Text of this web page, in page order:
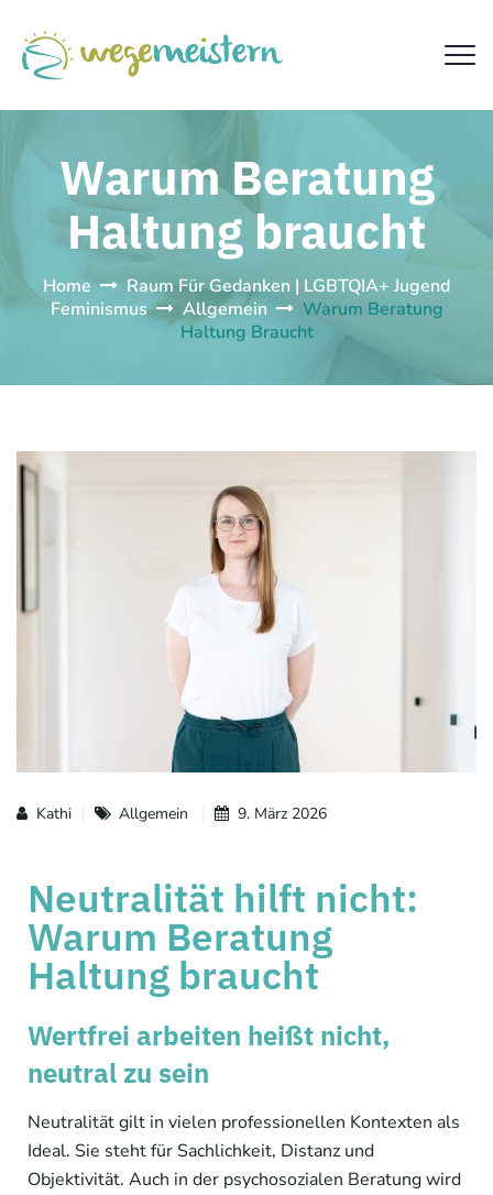
Warum Beratung
Haltung braucht
Home
Raum Für Gedanken | LGBTQIA+ Jugend
Feminismus
Allgemein
Warum Beratung
Haltung Braucht
Kathi Allgemein 9. März 2026
Neutralität hilft nicht:
Warum Beratung
Haltung braucht
Wertfrei arbeiten heißt nicht,
neutral zu sein
Neutralität gilt in vielen professionellen Kontexten als
Ideal. Sie steht für Sachlichkeit, Distanz und
Objektivität. Auch in der psychosozialen Beratung wird